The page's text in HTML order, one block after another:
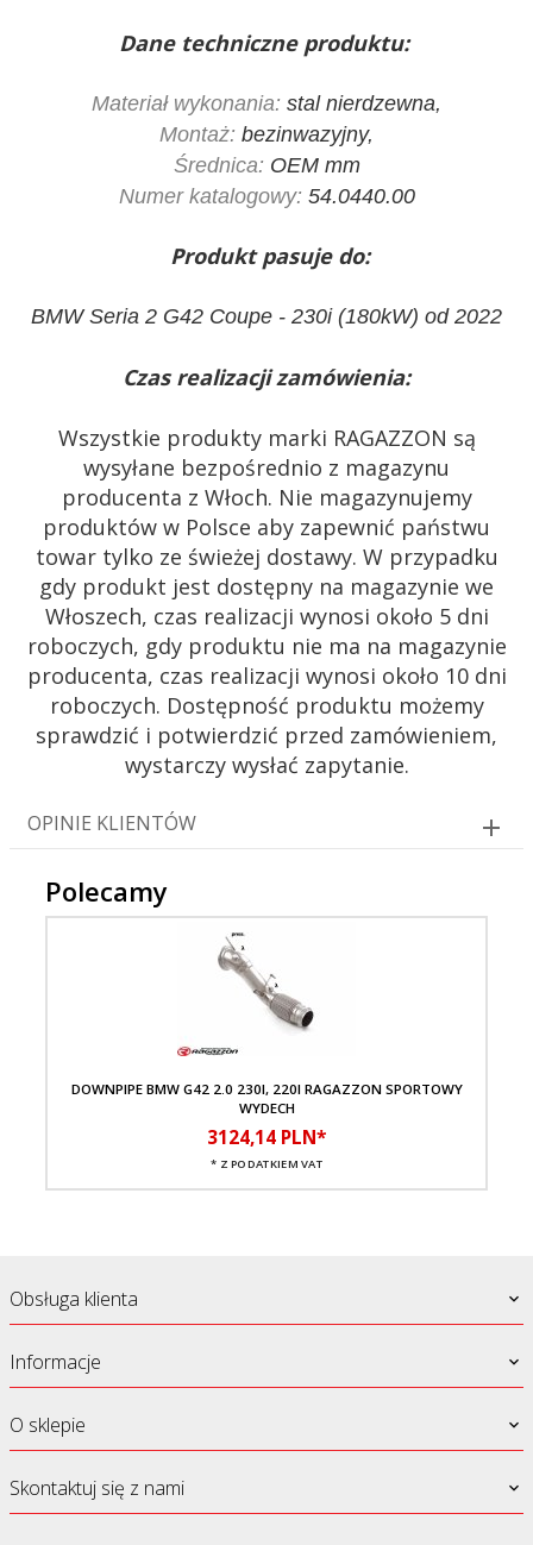
Dane techniczne produktu:
Materiał wykonania: stal nierdzewna,
Montaż: bezinwazyjny,
Średnica:OEM mm
Numer katalogowy:54.0440.00
Produkt pasuje do:
BMW Seria 2 G42 Coupe - 230i (180kW) od 2022
Czas realizacji zamówienia:
Wszystkie produkty marki RAGAZZON są
wysyłane bezpośrednio z magazynu
producenta z Włoch. Nie magazynujemy
produktów w Polsce aby zapewnić państwu
towar tylko ze świeżej dostawy. W przypadku
gdy produkt jest dostępny na magazynie we
Włoszech, czas realizacji wynosi około 5 dni
roboczych, gdy produktu nie ma na magazynie
producenta, czas realizacji wynosi około 10 dni
roboczych. Dostępność produktu możemy
sprawdzić i potwierdzić przed zamówieniem,
wystarczy wysłać zapytanie.
OPINIE KLIENTÓW
Polecamy
DOWNPIPE BMW G42 2.0 230I, 220I RAGAZZON SPORTOWY
WYDECH
3124,14 PLN*
* Z PODATKIEM VAT
Obsługa klienta
Informacje
O sklepie
Skontaktuj się z nami